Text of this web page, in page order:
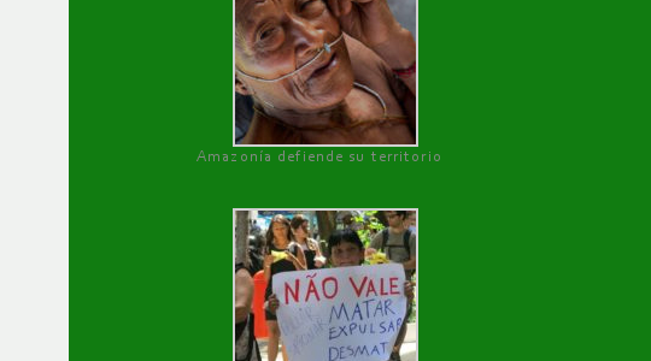
Amazonía defiende su territorio